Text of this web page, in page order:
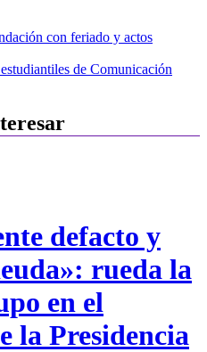
con feriado y actos
de Comunicación
defacto y
rueda la
en el
la Presidencia